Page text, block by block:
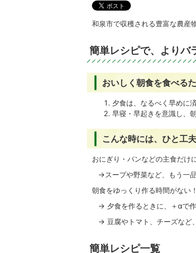
和泉市で収穫される豊富な農産
簡単レシピで、よりバ
おいしく朝食を食べる
夕食は、なるべく早めに
早寝・早起きを意識し、
こんな時には、ひと工夫
おにぎり・パンなどの主食だけ
→スープや野菜など、もう一
朝食をゆっくり作る時間がない！
→ 夕食を作るときに、＋αで
→ 豆腐やトマト、チーズなど
簡単レシピ一覧